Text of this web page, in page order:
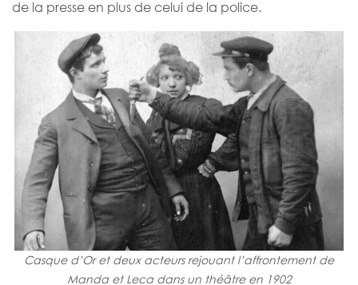
de la presse en plus de celui de la police.
Casque d’Or et deux acteurs rejouant l’affrontement de
Manda et Leca dans un théâtre en 1902